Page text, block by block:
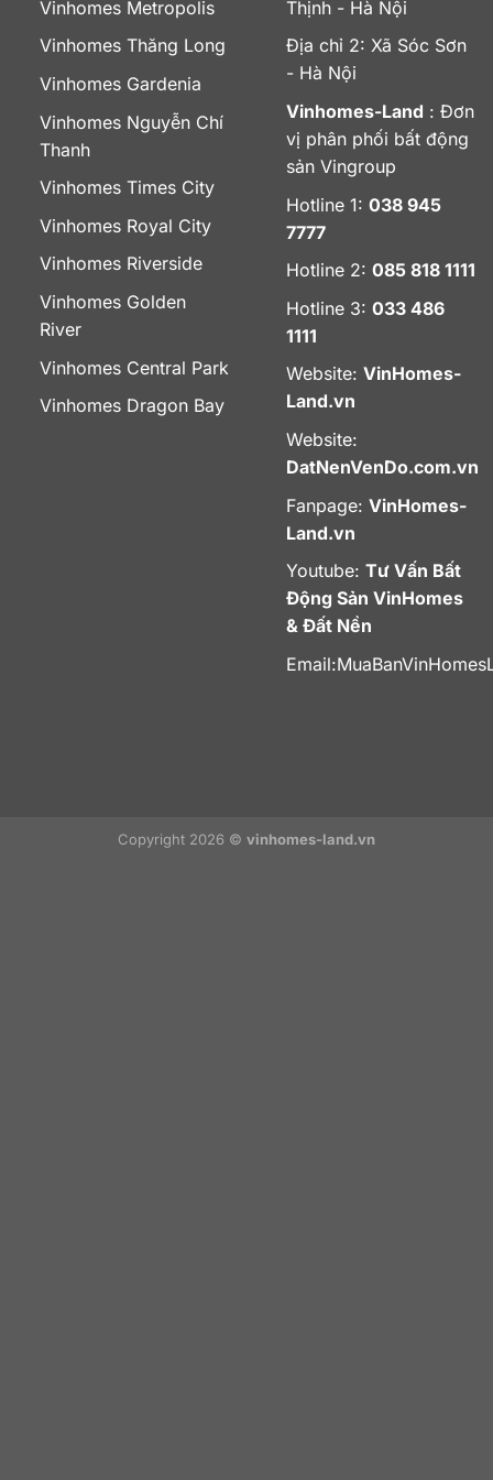
Vinhomes Metropolis
Vinhomes Thăng Long
Vinhomes Gardenia
Vinhomes Nguyễn Chí
Thanh
Vinhomes Times City
Vinhomes Royal City
Vinhomes Riverside
Vinhomes Golden
River
Vinhomes Central Park
Vinhomes Dragon Bay
Thịnh - Hà Nội
Địa chỉ 2: Xã Sóc Sơn
- Hà Nội
Vinhomes-Land : Đơn
vị phân phối bất động
sản Vingroup
Hotline 1: 038 945
7777
Hotline 2: 085 818 1111
Hotline 3: 033 486
1111
Website: VinHomes-
Land.vn
Website:
DatNenVenDo.com.vn
Fanpage: VinHomes-
Land.vn
Youtube: Tư Vấn Bất
Động Sản VinHomes
& Đất Nền
Email:
Copyright 2026 © vinhomes-land.vn